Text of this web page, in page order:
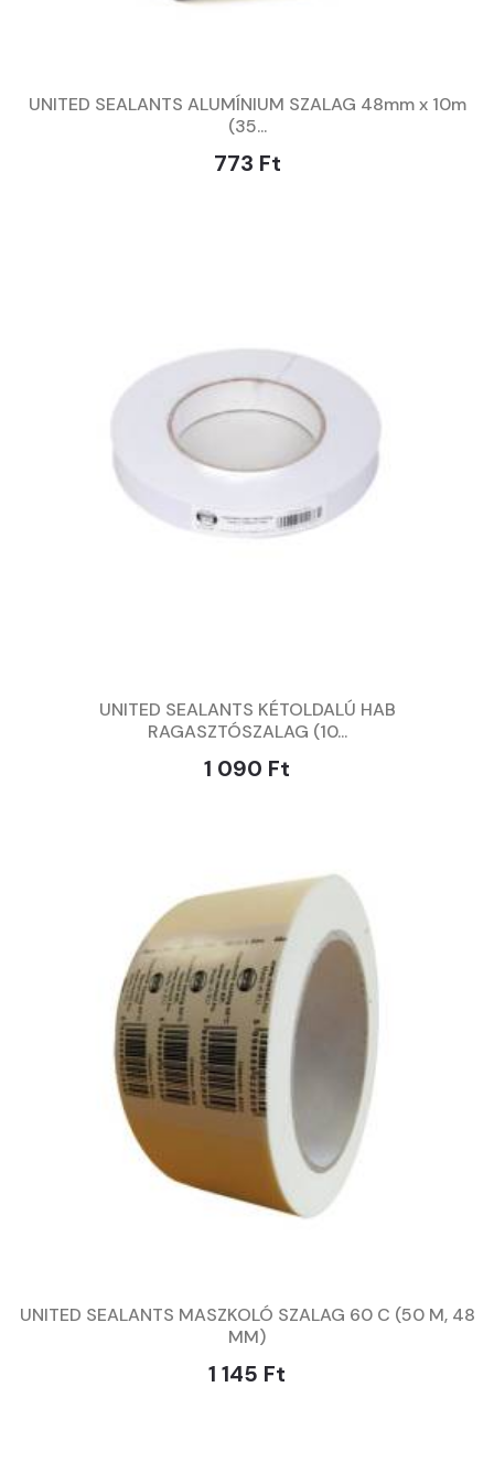
UNITED SEALANTS ALUMÍNIUM SZALAG 48mm x 10m
(35...
773 Ft
UNITED SEALANTS KÉTOLDALÚ HAB
RAGASZTÓSZALAG (10...
1 090 Ft
UNITED SEALANTS MASZKOLÓ SZALAG 60 C (50 M, 48
MM)
1 145 Ft